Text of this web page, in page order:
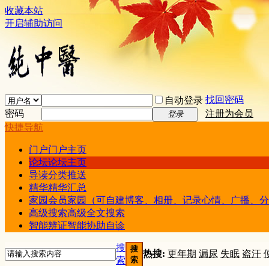
收藏本站
开启辅助访问
自动登录 找回密码
密码
登录
注册为会员
快捷导航
门户门户主页
论坛论坛主页
导读分类推送
精华精华汇总
家园会员家园（可自建博客、相册、记录心情、广播、
高级搜索高级全文搜索
智能辨证智能协助自诊
搜
索
搜
索
热搜: 更年期 漏尿 失眠 盗汗